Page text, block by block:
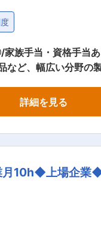
◎〜 ■仕事内容： ・家庭用
ど、幅広い分野の
を適切に管理します。
詳細を見る
月10h◆上場企業